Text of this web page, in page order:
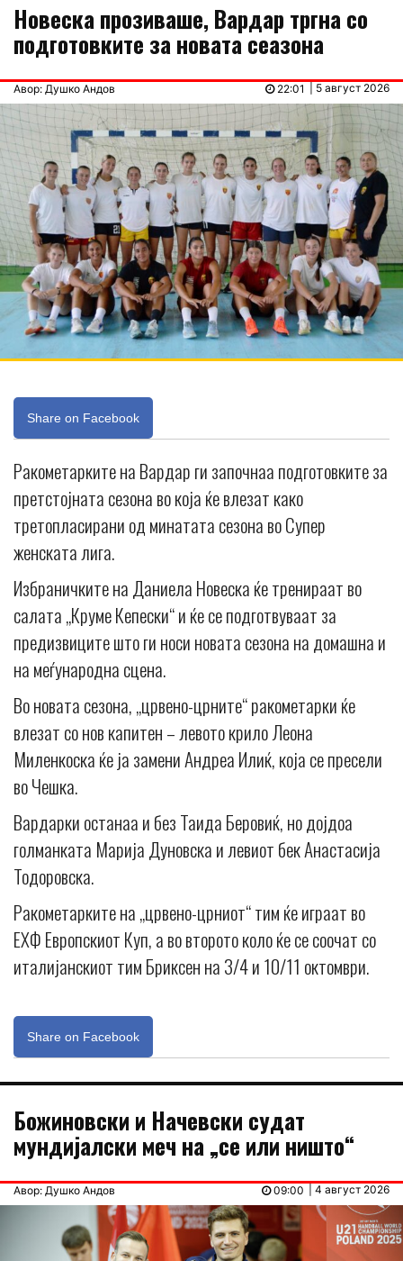
Новеска прозиваше, Вардар тргна со
подготовките за новата сеазона
Авор: Душко Андов | 5 август 2026
22:01
Share on Facebook
Ракометарките на Вардар ги започнаа подготовките за
претстојната сезона во која ќе влезат како
третопласирани од минатата сезона во Супер
женската лига.
Избраничките на Даниела Новеска ќе тренираат во
салата „Круме Кепески“ и ќе се подготвуваат за
предизвиците што ги носи новата сезона на домашна и
на меѓународна сцена.
Во новата сезона, „црвено-црните“ ракометарки ќе
влезат со нов капитен – левото крило Леона
Миленкоска ќе ја замени Андреа Илиќ, која се пресели
во Чешка.
Вардарки останаа и без Таида Беровиќ, но дојдоа
голманката Марија Дуновска и левиот бек Анастасија
Тодоровска.
Ракометарките на „црвено-црниот“ тим ќе играат во
ЕХФ Европскиот Куп, а во второто коло ќе се соочат со
италијанскиот тим Бриксен на 3/4 и 10/11 октомври.
Share on Facebook
Божиновски и Начевски судат
мундијалски меч на „се или ништо“
Авор: Душко Андов | 4 август 2026
09:00